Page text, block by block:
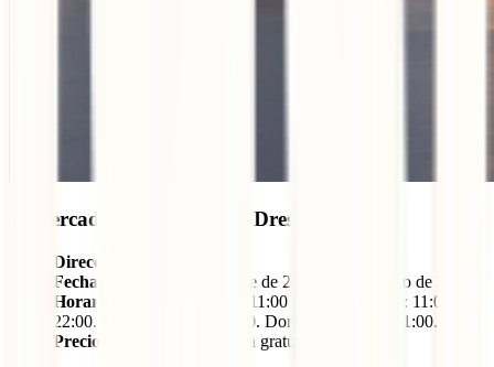
Mercado de Navidad de Dresden
Dirección:
Fechas:
del 26 de noviembre de 2025 al 4 de enero de 2026
Horarios: Lunes a jueves:
11:00 - 21:00. Viernes: 11:00 -
22:00. Sábado: 10:00 - 22:00. Domingo: 10:00 - 21:00.
Precios de entrada:
Entrada gratuita